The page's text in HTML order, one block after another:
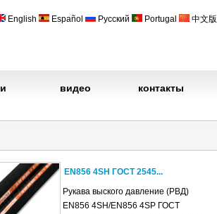
English Español Русский Portugal 中文版
видео контакты
EN856 4SH ГОСТ 2545...
Рукава выского давление (РВД)
EN856 4SH/EN856 4SP ГОСТ